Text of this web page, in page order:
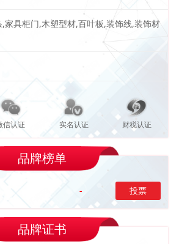
家具柜门,木塑型材,百叶板,装饰线,装饰材
信认证 实名认证 财税认证
品牌榜单
- 投票
品牌证书